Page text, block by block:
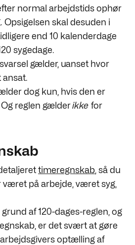
normal arbejdstids ophør
Opsigelsen skal desuden i
end 10 kalenderdage
sygedage.
gælder, uanset hvor
dog kun, hvis den er
reglen gælderikke for
timeregnskab , så du
været på arbejde, været syg,
af 120-dages-reglen, og
er det svært at gøre
optælling af